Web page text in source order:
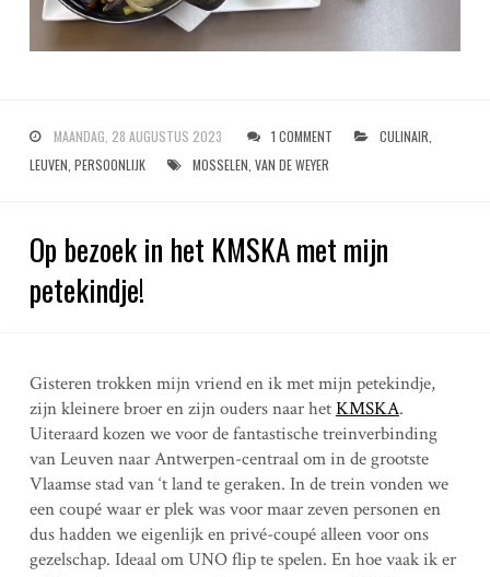
MAANDAG, 28 AUGUSTUS 2023 1 COMMENT CULINAIR
LEUVEN PERSOONLIJK MOSSELEN VAN DE WEYER
Op bezoek in het KMSKA met mijn
petekindje!
Gisteren trokken mijn vriend en ik met mijn petekindje,
zijn kleinere broer en zijn ouders naar hetKMSKA.
Uiteraard kozen we voor de fantastische treinverbinding
van Leuven naar Antwerpen-centraal om in de grootste
Vlaamse stad van ‘t land te geraken. In de trein vonden we
een coupé waar er plek was voor maar zeven personen en
dus hadden we eigenlijk en privé-coupé alleen voor ons
gezelschap. Ideaal om UNO flip te spelen. En hoe vaak ik er